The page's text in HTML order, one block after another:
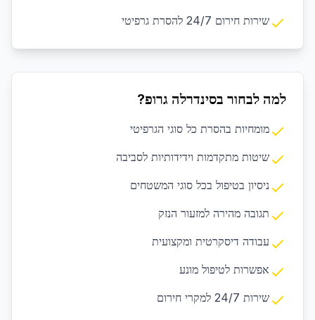
שירות חירום 24/7 להסרת גרפיטי
למה לבחור בסינדרלה גרופ?
מומחיות בהסרת כל סוגי הגרפיטי
שיטות מתקדמות וידידותיות לסביבה
ניסיון בטיפול בכל סוגי המשטחים
תגובה מהירה למזעור הנזק
עבודה דיסקרטית ומקצועית
אפשרות לטיפול מונע
שירות 24/7 למקרי חירום